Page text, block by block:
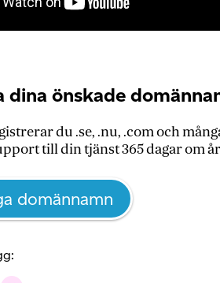
dina önskade
du .se, .nu, .com och
till din tjänst 365 dagar om
domännamn